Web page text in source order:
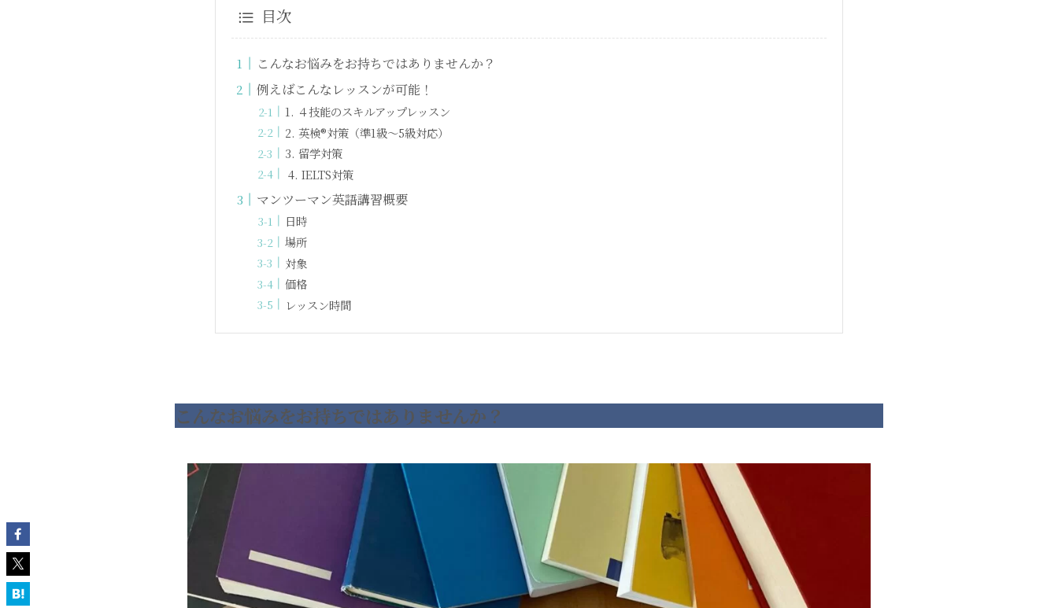
目次
こんなお悩みをお持ちではありませんか？
例えばこんなレッスンが可能！
1. ４技能のスキルアップレッスン
2. 英検®対策（準1級～5級対応）
3. 留学対策
4. IELTS対策
マンツーマン英語講習概要
日時
場所
対象
価格
レッスン時間
こんなお悩みをお持ちではありませんか？